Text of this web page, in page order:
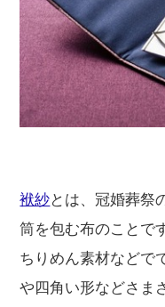
袱紗とは、冠婚葬祭
筒を包む布のことで
ちりめん素材などで
や四角い形などさま